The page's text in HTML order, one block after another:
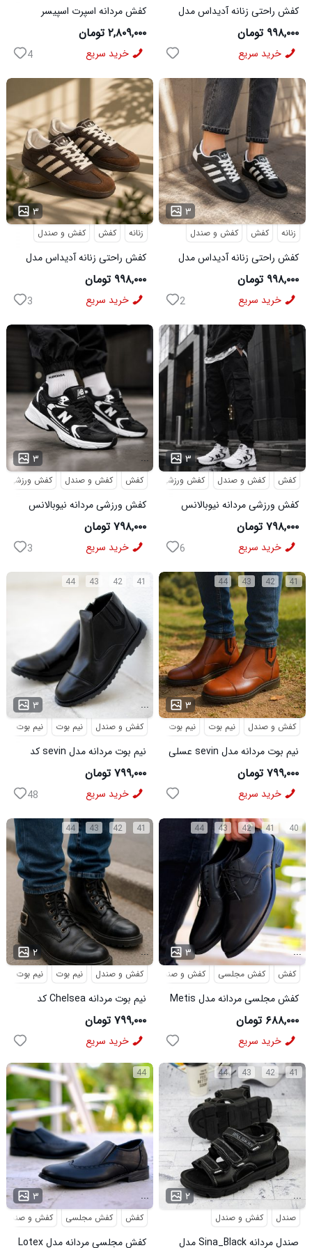
کفش مردانه اسپرت اسپیسر
50728
۲,۸۰۹,۰۰۰ تومان
خرید سریع 4
کفش راحتی زنانه آدیداس مدل
سامبا سفید
۹۹۸,۰۰۰ تومان
خرید سریع
۳ ...
زنانه کفش کفش و صندل
کفش راحتی زنانه آدیداس مدل
سامبا قهوه ای
۹۹۸,۰۰۰ تومان
خرید سریع 3
۳ ...
زنانه کفش کفش و صندل
کفش راحتی زنانه آدیداس مدل
سامبا مشکی
۹۹۸,۰۰۰ تومان
خرید سریع 2
۳ ...
کفش کفش و صندل کفش ورزشی
کفش ورزشی مردانه نیوبالانس
مدل NB مشکی
۷۹۸,۰۰۰ تومان
خرید سریع 3
۳ ...
کفش کفش و صندل کفش ورزشی
کفش ورزشی مردانه نیوبالانس
مدل NB سفید
۷۹۸,۰۰۰ تومان
خرید سریع 6
41
42
43
44
۳ ...
کفش و صندل نیم بوت نیم بوت
نیم بوت مردانه مدل sevin کد
6427
۷۹۹,۰۰۰ تومان
خرید سریع 48
41
42
43
44
۳ ...
کفش و صندل نیم بوت نیم بوت مردانه
نیم بوت مردانه مدل sevin عسلی
کد 6426
۷۹۹,۰۰۰ تومان
خرید سریع
41
42
43
44
۲ ...
کفش و صندل نیم بوت نیم بوت
نیم بوت مردانه Chelsea کد
6413
۷۹۹,۰۰۰ تومان
خرید سریع
40
41
42
43
44
۳ ...
کفش کفش مجلسی کفش و صندل
کفش مجلسی مردانه مدل Metis
کد 6328
۶۸۸,۰۰۰ تومان
خرید سریع
44
۳ ...
کفش کفش مجلسی کفش و صندل
کفش مجلسی مردانه مدل Lotex
41
42
43
44
۲ ...
صندل کفش و صندل
صندل مردانه Sina_Black مدل